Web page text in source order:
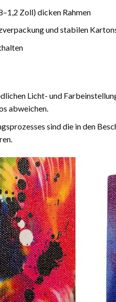
Zoll) dicken Rahmen
und stabilen
Licht- und
abweichen.
sind die in den